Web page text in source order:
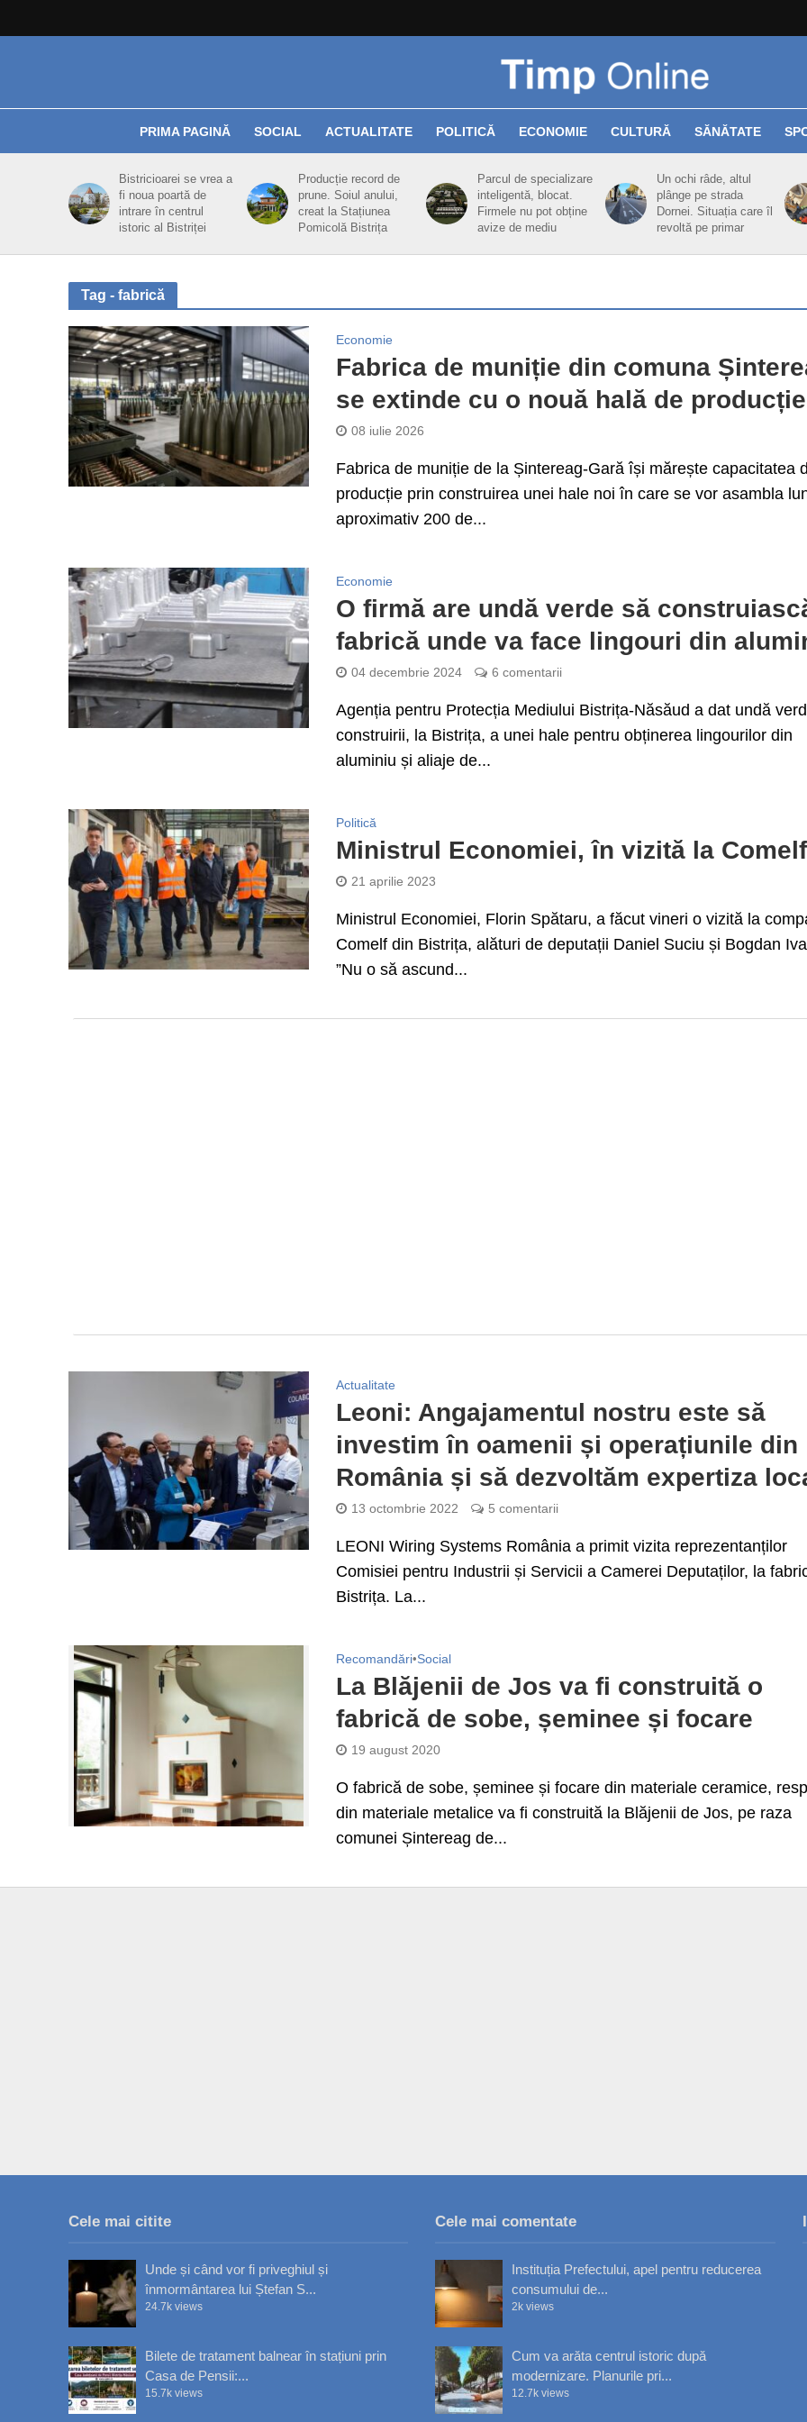
PRIMA PAGINĂ SOCIAL ACTUALITATE POLITICĂ ECONOMIE CULTURĂ SĂNĂTATE
Bistricioarei se vrea a
fi noua poartă de
intrare în centrul
istoric al Bistriței
Producție record de
prune. Soiul anului,
creat la Stațiunea
Pomicolă Bistrița
Parcul de specializare
inteligentă, blocat.
Firmele nu pot obține
avize de mediu
Un ochi râde, altul
plânge pe strada
Dornei. Situația care îl
revoltă pe primar
Tag - fabrică
Economie
Fabrica de muniție din comuna
se extinde cu o nouă hală de producție
08 iulie 2026
Fabrica de muniție de la Șintereag-Gară își mărește capacitatea
producție prin construirea unei hale noi în care se vor asambla
aproximativ 200 de...
Economie
O firmă are undă verde să
fabrică unde va face lingouri din
04 decembrie 2024 6 comentarii
Agenția pentru Protecția Mediului Bistrița-Năsăud a dat undă
construirii, la Bistrița, a unei hale pentru obținerea lingourilor din
aluminiu și aliaje de...
Politică
Ministrul Economiei, în vizită la Comelf
21 aprilie 2023
Ministrul Economiei, Florin Spătaru, a făcut vineri o vizită la
Comelf din Bistrița, alături de deputații Daniel Suciu și Bogdan
”Nu o să ascund...
Actualitate
Leoni: Angajamentul nostru este să
investim în oamenii și operațiunile din
România și să dezvoltăm expertiza
13 octombrie 2022 5 comentarii
LEONI Wiring Systems România a primit vizita reprezentanților
Comisiei pentru Industrii și Servicii a Camerei Deputaților, la
Bistrița. La...
Recomandări•Social
La Blăjenii de Jos va fi construită o
fabrică de sobe, șeminee și focare
19 august 2020
O fabrică de sobe, șeminee și focare din materiale ceramice,
din materiale metalice va fi construită la Blăjenii de Jos, pe raza
comunei Șintereag de...
Cele mai citite
Unde și când vor fi priveghiul și
înmormântarea lui Ștefan S...
24.7k views
Bilete de tratament balnear în stațiuni prin
Casa de Pensii:...
15.7k views
Cele mai comentate
Instituția Prefectului, apel pentru reducerea
consumului de...
2k views
Cum va arăta centrul istoric după
modernizare. Planurile pri...
12.7k views